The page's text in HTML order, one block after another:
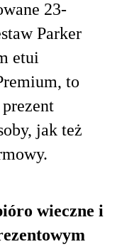
23-
Parker
etui
to
jak też
wieczne i